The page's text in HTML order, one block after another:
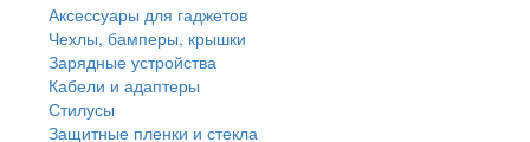
Аксессуары для гаджетов
Чехлы, бамперы, крышки
Зарядные устройства
Кабели и адаптеры
Стилусы
Защитные пленки и стекла